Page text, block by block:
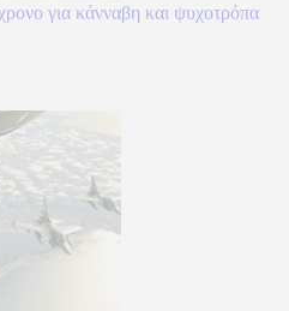
για κάνναβη και ψυχοτρόπα